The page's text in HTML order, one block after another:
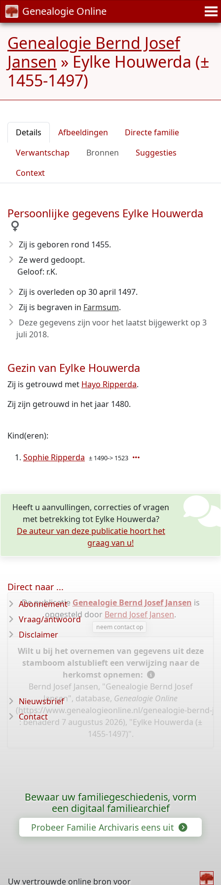
Genealogie Online
Genealogie Bernd Josef
Jansen » Eylke Houwerda (±
1455-1497)
Details Afbeeldingen
Directe familie
Verwantschap
Bronnen
Suggesties
Context
Persoonlijke gegevens Eylke Houwerda
Zij is geboren rond 1455.
Ze werd gedoopt.
Geloof: r.K.
Zij is overleden op 30 april 1497.
Zij is begraven in Farmsum.
Deze gegevens zijn voor het laatst bijgewerkt op 3
juli 2018.
Gezin van Eylke Houwerda
Zij is getrouwd met Hayo Ripperda.
Zij zijn getrouwd in het jaar 1480.
Kind(eren):
Sophie Ripperda ± 1490-> 1523
Heeft u aanvullingen, correcties of vragen
met betrekking tot Eylke Houwerda?
De auteur van deze publicatie hoort het
graag van u!
De publicatie Genealogie Bernd Josef Jansen is
opgesteld door Bernd Josef Jansen.
neem contact op
Wilt u bij het overnemen van gegevens uit deze
stamboom alstublieft een verwijzing naar de
herkomst opnemen:
Bernd Josef Jansen, "Genealogie Bernd Josef
Jansen", database, Genealogie Online
(https://www.genealogieonline.nl/genealogie-bernd-
: benaderd 7 augustus 2026), "Eylke Houwerda (±
1455-1497)".
Direct naar ...
Abonnement
Vraag/antwoord
Disclaimer
Nieuwsbrief
Contact
Bewaar uw familiegeschiedenis, vorm
een digitaal familiearchief
Probeer Familie Archivaris eens uit
Uw vertrouwde online bron voor